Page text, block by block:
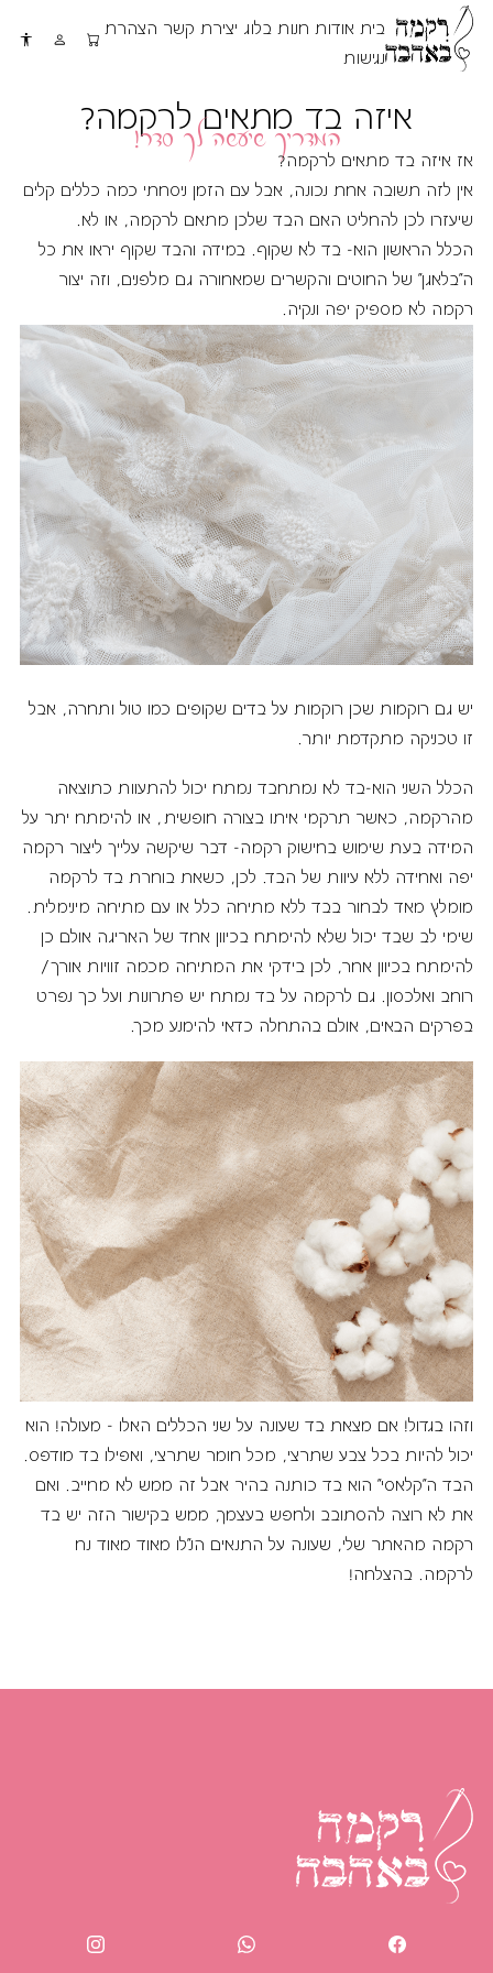
בית אודות חנות בלוג יצירת קשר הצהרת
נגישות
איזה בד מתאים לרקמה?
המדריך שיעשה לך סדר!אז איזה בד מתאים לרקמה?
אין לזה תשובה אחת נכונה, אבל עם הזמן ניסחתי כמה כללים קלים
שיעזרו לכן להחליט האם הבד שלכן מתאם לרקמה, או לא.
הכלל הראשון הוא- בד לא שקוף. במידה והבד שקוף יראו את כל
ה"בלאגן" של החוטים והקשרים שמאחורה גם מלפנים, וזה יצור
רקמה לא מספיק יפה ונקיה.
יש גם רוקמות שכן רוקמות על בדים שקופים כמו טול ותחרה, אבל
זו טכניקה מתקדמת יותר.
הכלל השני הוא-בד לא נמתחבד נמתח יכול להתעוות כתוצאה
מהרקמה, כאשר תרקמי איתו בצורה חופשית, או להימתח יתר על
המידה בעת שימוש בחישוק רקמה- דבר שיקשה עלייך ליצור רקמה
יפה ואחידה ללא עיוות של הבד. לכן, כשאת בוחרת בד לרקמה
מומלץ מאד לבחור בבד ללא מתיחה כלל או עם מתיחה מינימלית.
שימי לב שבד יכול שלא להימתח בכיוון אחד של האריגה אולם כן
להימתח בכיוון אחר, לכן בידקי את המתיחה מכמה זוויות אורך/
רוחב ואלכסון. גם לרקמה על בד נמתח יש פתרונות ועל כך נפרט
בפרקים הבאים, אולם בהתחלה כדאי להימנע מכך.
וזהו בגדול! אם מצאת בד שעונה על שני הכללים האלו - מעולה! הוא
יכול להיות בכל צבע שתרצי, מכל חומר שתרצי, ואפילו בד מודפס.
הבד ה"קלאסי" הוא בד כותנה בהיר אבל זה ממש לא מחייב. ואם
את לא רוצה להסתובב ולחפש בעצמך, ממש בקישור הזה יש בד
רקמה מהאתר שלי, שעונה על התנאים הנ"לו מאוד מאוד נח
לרקמה. בהצלחה!